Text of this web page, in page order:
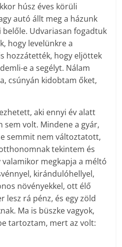
húsz éves körüli
autó állt meg a házunk
belőle. Udvariasan fogadtuk
hogy levelünkre a
hozzátették, hogy eljöttek
e a segélyt. Nálam
csúnyán kidobtam őket,
aki ennyi év alatt
sem volt. Mindene a gyár,
semmit nem változtatott,
tekintem és
megkapja a méltó
kirándulóhellyel,
növényekkel, ott élő
lesz rá pénz, és egy zöld
Ma is büszke vagyok,
tartoztam, mert az volt: